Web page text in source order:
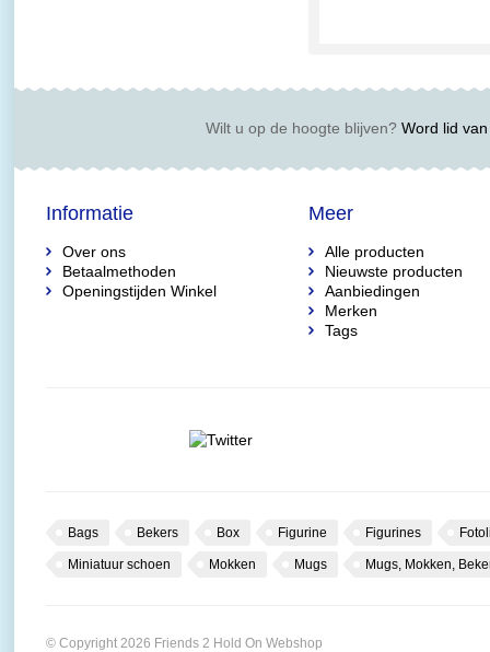
Wilt u op de hoogte blijven?Word lid van
Informatie
Over ons
Betaalmethoden
Openingstijden Winkel
Meer
Alle producten
Nieuwste producten
Aanbiedingen
Merken
Tags
Bags Bekers Box Figurine Figurines
Miniatuur schoen Mokken Mugs Mugs, Mokken,
© Copyright 2026 Friends 2 Hold On Webshop